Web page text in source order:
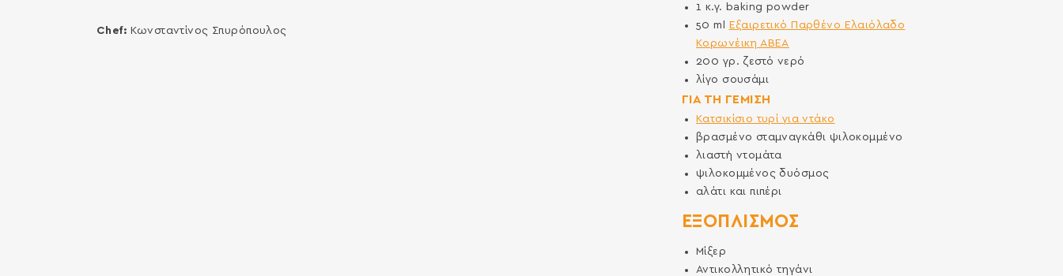
Chef: Κωνσταντίνος Σπυρόπουλος
1 κ.γ. baking powder
50ml
Εξαιρετικό Παρθένο Ελαιόλαδο
Κορωνέικη ΑΒΕΑ
200 γρ. ζεστό νερό
λίγο σουσάμι
ΓΙΑ ΤΗ ΓΕΜΙΣΗ
Κατσικίσιο τυρί για ντάκο
βρασμένο σταμναγκάθι ψιλοκομμένο
λιαστή ντομάτα
ψιλοκομμένος δυόσμος
αλάτι και πιπέρι
ΕΞΟΠΛΙΣΜΌΣ
Μίξερ
Αντικολλητικό τηγάνι